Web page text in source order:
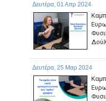
Δευτέρα, 01 Απρ 2024
Δευτέρα, 25 Μαρ 2024